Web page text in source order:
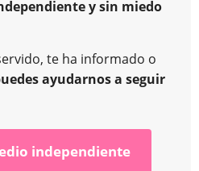
y sin miedo
te ha informado o
ayudarnos a seguir
independiente